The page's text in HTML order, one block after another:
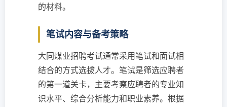
的材料。
笔试内容与备考策略
大同煤业招聘考试通常采用笔试和面试相
结合的方式选拔人才。笔试是筛选应聘者
的第一道关卡，主要考察应聘者的专业知
识水平、综合分析能力和职业素养。根据